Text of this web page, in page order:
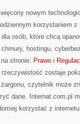
nowym
korzystaniem
osób, które chcą
chmury, hostingu,
stronie: Prawo i
zostaje
czytelnik może
dane. Internat.com.pl
korzystać z